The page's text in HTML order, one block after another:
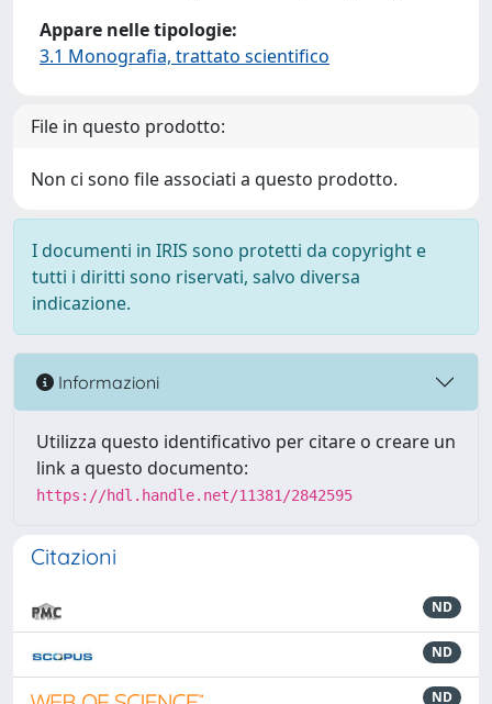
Appare nelle tipologie:
3.1 Monografia, trattato scientifico
File in questo prodotto:
Non ci sono file associati a questo prodotto.
I documenti in IRIS sono protetti da copyright e
tutti i diritti sono riservati, salvo diversa
indicazione.
Informazioni
Utilizza questo identificativo per citare o creare un
link a questo documento:
https://hdl.handle.net/11381/2842595
Citazioni
ND
ND
ND